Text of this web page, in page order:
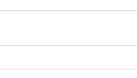
de fibras [#043]
sempre bem balanceada.